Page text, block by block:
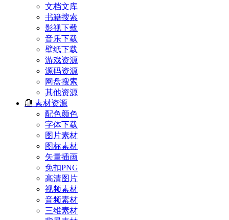
文档文库
书籍搜索
影视下载
音乐下载
壁纸下载
游戏资源
源码资源
网盘搜索
其他资源
素材资源
配色颜色
字体下载
图片素材
图标素材
矢量插画
免扣PNG
高清图片
视频素材
音频素材
三维素材